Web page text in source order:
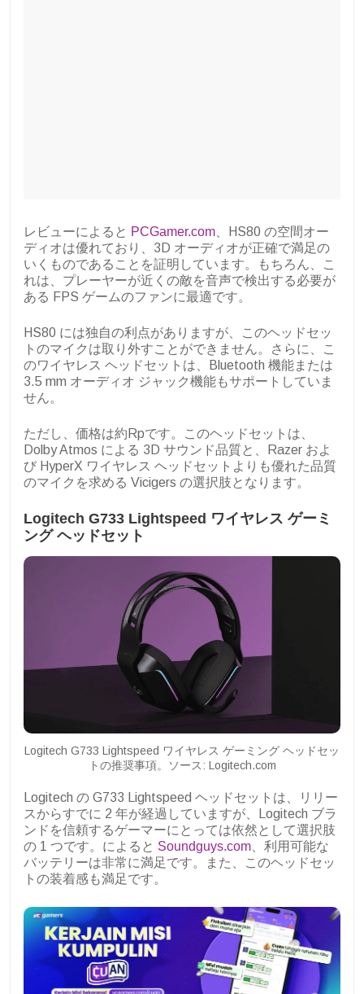
レビューによると PCGamer.com 、HS80 の空間オー
ディオは優れており、3D オーディオが正確で満足の
いくものであることを証明しています。もちろん、こ
れは、プレーヤーが近くの敵を音声で検出する必要が
ある FPS ゲームのファンに最適です。
HS80 には独自の利点がありますが、このヘッドセッ
トのマイクは取り外すことができません。さらに、こ
のワイヤレス ヘッドセットは、Bluetooth 機能または
3.5 mm オーディオ ジャック機能もサポートしていま
せん。
ただし、価格は約Rpです。このヘッドセットは、
Dolby Atmos による 3D サウンド品質と、Razer およ
び HyperX ワイヤレス ヘッドセットよりも優れた品質
のマイクを求める Vicigers の選択肢となります。
Logitech G733 Lightspeed ワイヤレス ゲーミ
ング ヘッドセット
Logitech G733 Lightspeed ワイヤレス ゲーミング ヘッドセッ
トの推奨事項。ソース: Logitech.com
Logitech の G733 Lightspeed ヘッドセットは、リリー
スからすでに 2 年が経過していますが、Logitech ブラ
ンドを信頼するゲーマーにとっては依然として選択肢
の 1 つです。によると Soundguys.com 、利用可能な
バッテリーは非常に満足です。また、このヘッドセッ
トの装着感も満足です。